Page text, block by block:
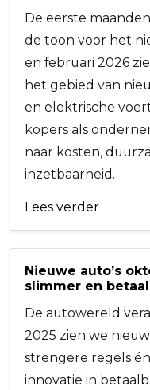
De eerste
de toon voor het
en februari 2026
het gebied van
en elektrische
kopers als
naar kosten,
inzetbaarheid.
Lees verder
Nieuwe auto’s
slimmer en
De autowereld
2025 zien we
strengere regels
innovatie in